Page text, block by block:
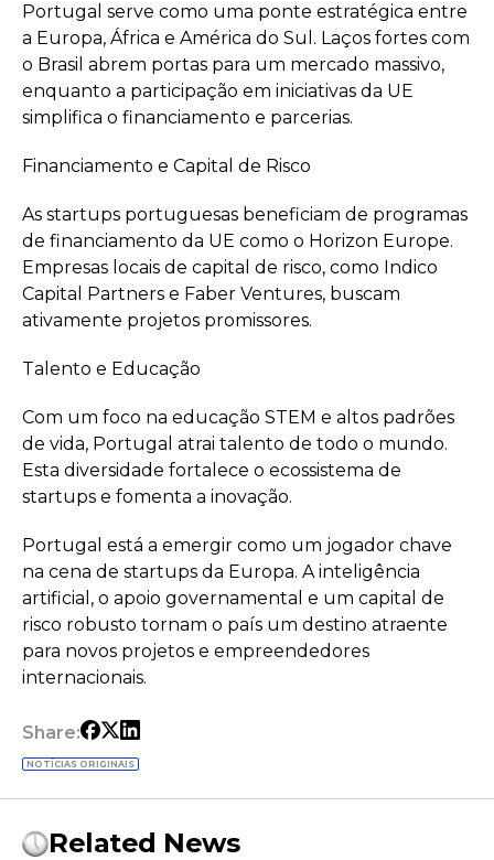
Portugal serve como uma ponte estratégica entre
a Europa, África e América do Sul. Laços fortes com
o Brasil abrem portas para um mercado massivo,
enquanto a participação em iniciativas da UE
simplifica o financiamento e parcerias.
Financiamento e Capital de Risco
As startups portuguesas beneficiam de programas
de financiamento da UE como o Horizon Europe.
Empresas locais de capital de risco, como Indico
Capital Partners e Faber Ventures, buscam
ativamente projetos promissores.
Talento e Educação
Com um foco na educação STEM e altos padrões
de vida, Portugal atrai talento de todo o mundo.
Esta diversidade fortalece o ecossistema de
startups e fomenta a inovação.
Portugal está a emergir como um jogador chave
na cena de startups da Europa. A inteligência
artificial, o apoio governamental e um capital de
risco robusto tornam o país um destino atraente
para novos projetos e empreendedores
internacionais.
Share:
NOTÍCIAS ORIGINAIS
Related News